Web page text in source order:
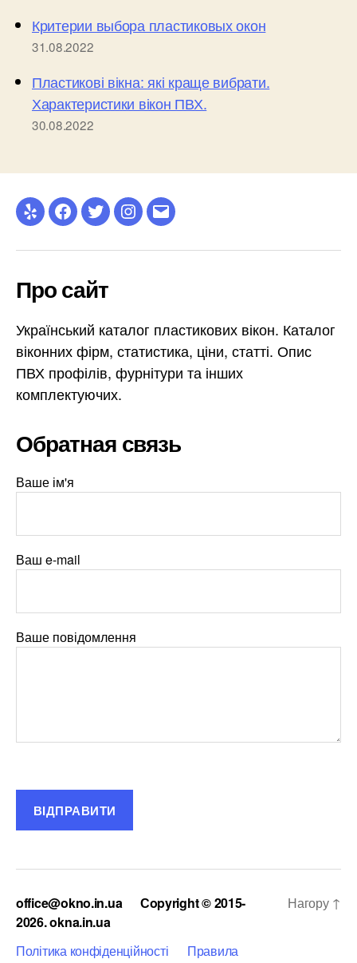
Критерии выбора пластиковых окон
31.08.2022
Пластикові вікна: які краще вибрати.
Характеристики вікон ПВХ.
30.08.2022
Yelp Facebook
TwitterInstagram
Email
Про сайт
Український каталог пластикових вікон. Каталог
віконних фірм, статистика, ціни, статті. Опис
ПВХ профілів, фурнітури та інших
комплектуючих.
Обратная связь
Ваше ім'я
Ваш e-mail
Ваше повідомлення
office@okno.in.uaСopyright © 2015-
2026. okna.in.ua
Політика конфіденційності
Правила
Нагору ↑